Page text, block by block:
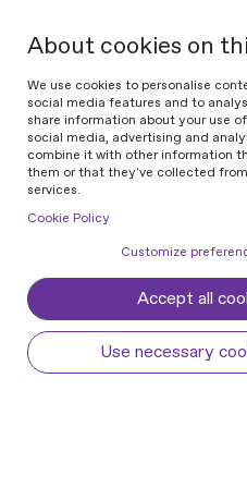
About cookies on
We use cookies to personalise
social media features and to
share information about your use
social media, advertising and
combine it with other information
them or that they've collected
services.
Cookie Policy
Customize
Cookie settings
Some cookies are
Accept all
Use necessary
Home Blog
18 FEB 2025 13
de